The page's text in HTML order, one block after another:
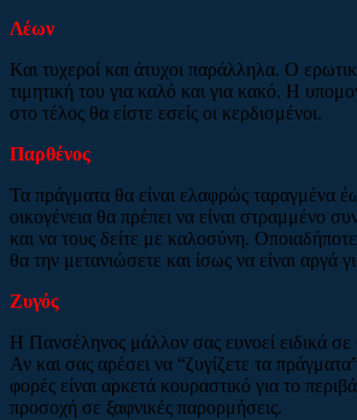
Λέων
Και τυχεροί και άτυχοι παράλληλα. Ο
τιμητική του για καλό και για κακό. Η
στο τέλος θα είστε εσείς οι κερδισμένοι.
Παρθένος
Τα πράγματα θα είναι ελαφρώς ταραγμένα
οικογένεια θα πρέπει να είναι στραμμένο
και να τους δείτε με καλοσύνη.
θα την μετανιώσετε και ίσως να είναι αργά
Ζυγός
Η Πανσέληνος μάλλον σας ευνοεί ειδικά σε
Αν και σας αρέσει να “ζυγίζετε τα
φορές είναι αρκετά κουραστικό για το
προσοχή σε ξαφνικές παρορμήσεις.